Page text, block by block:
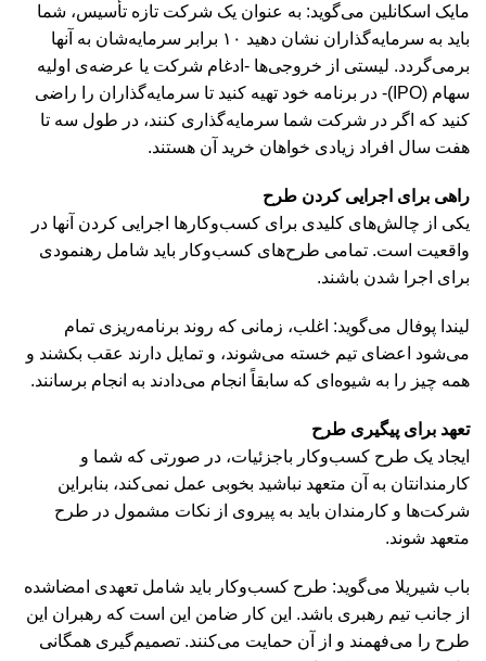
مایک اسکانلین می‌گوید: به عنوان یک شرکت تازه تأسیس، شما
باید به سرمایه‌گذاران نشان دهید ۱۰ برابر سرمایه‌شان به آنها
برمی‌گردد. لیستی از خروجی‌ها -ادغام شرکت‌ یا عرضه‌ی اولیه
سهام (IPO)- در برنامه خود تهیه کنید تا سرمایه‌گذاران را راضی
کنید که اگر در شرکت شما سرمایه‌گذاری کنند، در طول سه تا
هفت سال افراد زیادی خواهان خرید آن هستند.
راهی برای اجرایی کردن طرح
یکی از چالش‌های کلیدی برای کسب‌وکارها اجرایی کردن آنها در
واقعیت است. تمامی طرح‌های کسب‌وکار باید شامل رهنمودی
برای اجرا شدن باشند.
لیندا پوفال می‌گوید: اغلب، زمانی که روند برنامه‌ریزی تمام
می‌شود اعضای تیم خسته می‌شوند، و تمایل دارند عقب بکشند و
همه چیز را به شیوه‌ای که سابقاً انجام می‌دادند به انجام برسانند.
تعهد برای پیگیری طرح
ایجاد یک طرح کسب‌وکار باجزئیات، در صورتی که شما و
کارمندانتان به آن متعهد نباشید بخوبی عمل نمی‌کند، بنابراین
شرکت‌ها و کارمندان باید به پیروی از نکات مشمول در طرح
متعهد شوند.
باب شیریلا می‌گوید: طرح کسب‌وکار باید شامل تعهدی امضاشده
از جانب تیم رهبری باشد. این کار ضامن این است که رهبران این
طرح را می‌فهمند و از آن حمایت می‌کنند. تصمیم‌گیری همگانی